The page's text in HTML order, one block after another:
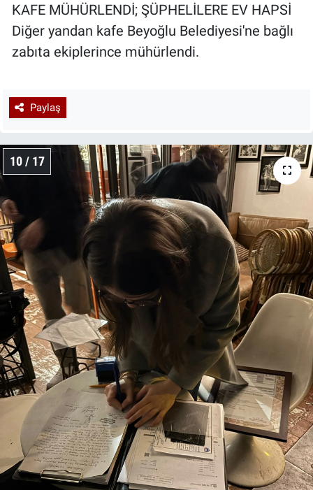
KAFE MÜHÜRLENDİ; ŞÜPHELİLERE EV HAPSİ
Diğer yandan kafe Beyoğlu Belediyesi'ne bağlı
zabıta ekiplerince mühürlendi.
Paylaş
10 / 17